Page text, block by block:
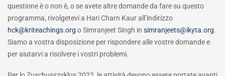
questione è o non è, o se avete altre domande da fare su questo
programma, rivolgetevi a Hari Charn Kaur all’indirizzo
hck@kriteachings.org o Simranjeet Singh in simranjeets@ikyta.org.
Siamo a vostra disposizione per rispondere alle vostre domande e
per aiutarvi a risolvere i vostri problemi.